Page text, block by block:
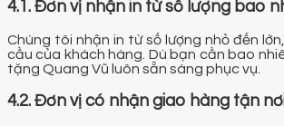
4.1. Đơn vị nhận in từ số lượng bao
Chúng tôi nhận in từ số lượng nhỏ đến
cầu của khách hàng. Dù bạn cần bao
tặng Quang Vũ luôn sẵn sàng phục vụ.
4.2. Đơn vị có nhận giao hàng tận